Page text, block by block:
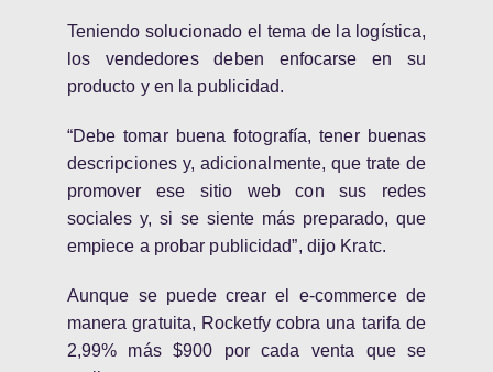
Teniendo solucionado el tema de la logística,
los vendedores deben enfocarse en su
producto y en la publicidad.
“Debe tomar buena fotografía, tener buenas
descripciones y, adicionalmente, que trate de
promover ese sitio web con sus redes
sociales y, si se siente más preparado, que
empiece a probar publicidad”, dijo Kratc.
Aunque se puede crear el e-commerce de
manera gratuita, Rocketfy cobra una tarifa de
2,99% más $900 por cada venta que se